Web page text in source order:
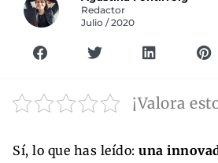
Redactor
Julio / 2020
¡Valora
Sí, lo que has leído: una